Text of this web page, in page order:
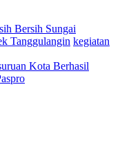
Bersih Sungai
Tanggulangin kegiatan
Kota Berhasil